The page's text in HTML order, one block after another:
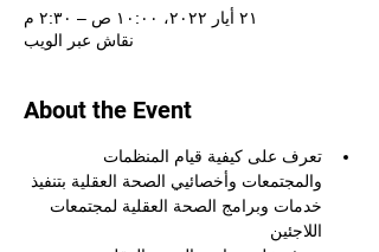
٢١ أيار ٢٠٢٢، ١٠:٠٠ ص – ٢:٣٠ م
نقاش عبر الويب
About the Event
تعرف على كيفية قيام المنظمات
والمجتمعات وأخصائيي الصحة العقلية بتنفيذ
خدمات وبرامج الصحة العقلية لمجتمعات
اللاجئين